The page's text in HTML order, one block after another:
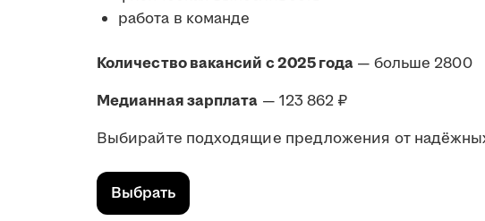
работа в команде
Количество вакансий с 2025 года — больше 2800
Медианная зарплата — 123 862 ₽
Выбирайте подходящие предложения от
Выбрать